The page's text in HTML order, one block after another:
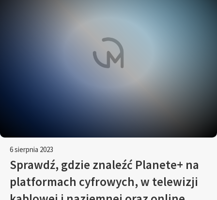
6 sierpnia 2023
Sprawdź, gdzie znaleźć Planete+ na
platformach cyfrowych, w telewizji